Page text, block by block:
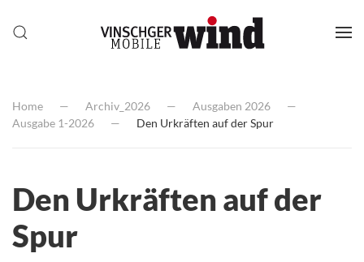
Home Archiv_2026
Ausgaben 2026
Ausgabe 1-2026
Den Urkräften auf der Spur
Den Urkräften auf der
Spur